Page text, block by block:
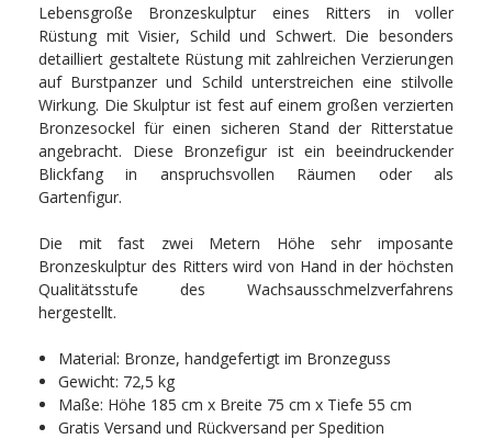
Lebensgroße Bronzeskulptur eines Ritters in voller
Rüstung mit Visier, Schild und Schwert. Die besonders
detailliert gestaltete Rüstung mit zahlreichen Verzierungen
auf Burstpanzer und Schild unterstreichen eine stilvolle
Wirkung. Die Skulptur ist fest auf einem großen verzierten
Bronzesockel für einen sicheren Stand der Ritterstatue
angebracht. Diese Bronzefigur ist ein beeindruckender
Blickfang in anspruchsvollen Räumen oder als
Gartenfigur.
Die mit fast zwei Metern Höhe sehr imposante
Bronzeskulptur des Ritters wird von Hand in der höchsten
Qualitätsstufe des Wachsausschmelzverfahrens
hergestellt.
Material: Bronze, handgefertigt im Bronzeguss
Gewicht: 72,5 kg
Maße: Höhe 185 cm x Breite 75 cm x Tiefe 55 cm
Gratis Versand und Rückversand per Spedition